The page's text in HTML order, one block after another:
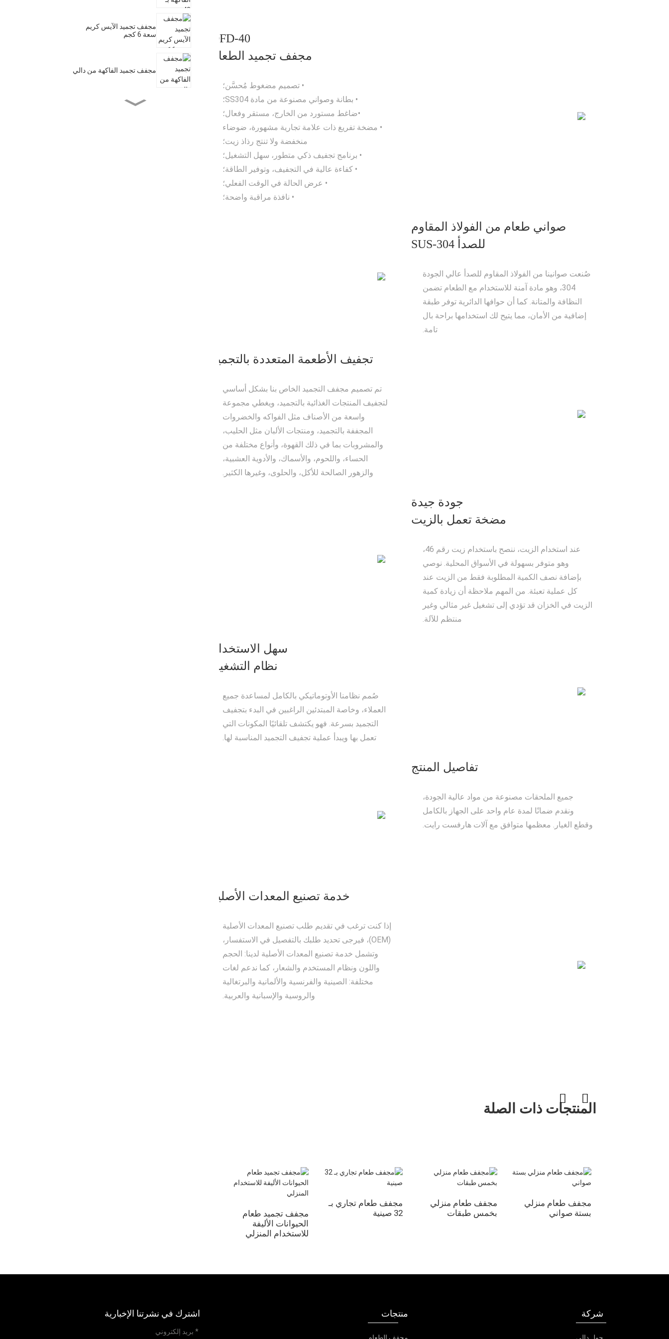
مجفف تجميد الآيس كريم
سعة 6 كجم
مجفف تجميد الفاكهة من دالي
DFD-40
مجفف تجميد الطعام
• تصميم مضغوط مُحسَّن؛
• بطانة وصواني مصنوعة من مادة SS304؛
•ضاغط مستورد من الخارج، مستقر وفعال؛
• مضخة تفريغ ذات علامة تجارية مشهورة، ضوضاء
منخفضة ولا تنتج رذاذ زيت؛
• برنامج تجفيف ذكي متطور، سهل التشغيل؛
• كفاءة عالية في التجفيف، وتوفير الطاقة؛
• عرض الحالة في الوقت الفعلي؛
• نافذة مراقبة واضحة؛
صواني طعام من الفولاذ المقاوم
للصدأ SUS-304
صُنعت صوانينا من الفولاذ المقاوم للصدأ عالي الجودة
304، وهو مادة آمنة للاستخدام مع الطعام تضمن
النظافة والمتانة. كما أن حوافها الدائرية توفر طبقة
إضافية من الأمان، مما يتيح لك استخدامها براحة بال
تامة.
تجفيف الأطعمة المتعددة بالتجميد
تم تصميم مجفف التجميد الخاص بنا بشكل أساسي
لتجفيف المنتجات الغذائية بالتجميد، ويغطي مجموعة
واسعة من الأصناف مثل الفواكه والخضروات
المجففة بالتجميد، ومنتجات الألبان مثل الحليب،
والمشروبات بما في ذلك القهوة، وأنواع مختلفة من
الحساء، واللحوم، والأسماك، والأدوية العشبية،
والزهور الصالحة للأكل، والحلوى، وغيرها الكثير.
جودة جيدة
مضخة تعمل بالزيت
عند استخدام الزيت، ننصح باستخدام زيت رقم 46،
وهو متوفر بسهولة في الأسواق المحلية. نوصي
بإضافة نصف الكمية المطلوبة فقط من الزيت عند
كل عملية تعبئة. من المهم ملاحظة أن زيادة كمية
الزيت في الخزان قد تؤدي إلى تشغيل غير مثالي وغير
منتظم للآلة.
سهل الاستخدام
نظام التشغيل
صُمم نظامنا الأوتوماتيكي بالكامل لمساعدة جميع
العملاء، وخاصة المبتدئين الراغبين في البدء بتجفيف
التجميد بسرعة. فهو يكتشف تلقائيًا المكونات التي
تعمل بها ويبدأ عملية تجفيف التجميد المناسبة لها.
تفاصيل المنتج
جميع الملحقات مصنوعة من مواد عالية الجودة،
ونقدم ضمانًا لمدة عام واحد على الجهاز بالكامل
وقطع الغيار. معظمها متوافق مع آلات هارفست رايت.
خدمة تصنيع المعدات الأصلية
إذا كنت ترغب في تقديم طلب تصنيع المعدات الأصلية
(OEM)، فيرجى تحديد طلبك بالتفصيل في الاستفسار،
وتشمل خدمة تصنيع المعدات الأصلية لدينا: الحجم
واللون ونظام المستخدم والشعار، كما ندعم لغات
مختلفة: الصينية والفرنسية والألمانية والبرتغالية
والروسية والإسبانية والعربية.
المنتجات ذات الصلة
مجفف طعام منزلي
بستة صواني
مجفف طعام منزلي
بخمس طبقات
مجفف طعام تجاري بـ
32 صينية
مجفف تجميد طعام
الحيوانات الأليفة
للاستخدام المنزلي
شركة منتجات اشترك في نشرتنا الإخبارية